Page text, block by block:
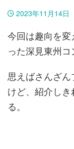
2023年11月14日
今回は趣向を
った深見東州コ
思えばさんざ
けど、紹介し
る。